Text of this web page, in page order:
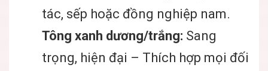
tác, sếp hoặc đồng nghiệp nam.
Tông xanh dương/trắng: Sang
trọng, hiện đại – Thích hợp mọi đối